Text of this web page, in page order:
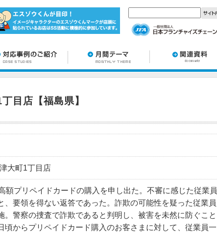
目店【福島県】
大町1丁目店
額プリペイドカードの購入を申し出た。不審に感じた従業員
、要領を得ない返答であった。詐欺の可能性を疑った従業員
。警察の捜査で詐欺であると判明し、被害を未然に防ぐこと
頃からプリペイドカード購入のお客さまに対して、従業員一